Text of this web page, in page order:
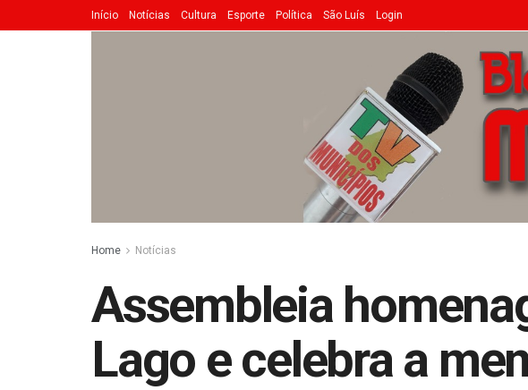
Início Notícias Cultura Esporte Política São Luís Login
Home Notícias
Assembleia
Lago e celebra a